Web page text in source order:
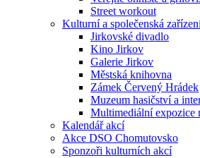
Street workout
Kulturní a společenská
Jirkovské divadlo
Kino Jirkov
Galerie Jirkov
Městská knihovna
Zámek Červený Hrádek
Muzeum hasičství a
Multimediální expozice
Kalendář akcí
Akce DSO Chomutovsko
Sponzoři kulturních akcí